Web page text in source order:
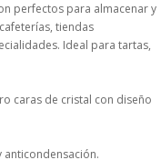
perfectos para almacenar y
tiendas
Ideal para tartas,
caras de cristal con diseño